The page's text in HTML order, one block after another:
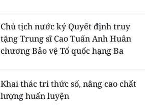
Chủ tịch nước ký Quyết định truy
tặng Trung sĩ Cao Tuấn Anh Huân
chương Bảo vệ Tổ quốc hạng Ba
Khai thác tri thức số, nâng cao chất
lượng huấn luyện